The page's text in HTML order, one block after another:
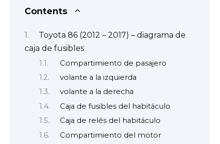
Contents
Toyota 86 (2012 – 2017) – diagrama de
caja de fusibles
Compartimiento de pasajero
volante a la izquierda
volante a la derecha
Caja de fusibles del habitáculo
Caja de relés del habitáculo
Compartimiento del motor